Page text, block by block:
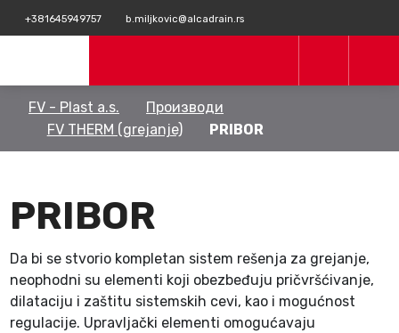
+381645949757 b.miljkovic@alcadrain.rs
FV - Plast a.s.
Производи
FV THERM (grejanje)
PRIBOR
PRIBOR
Da bi se stvorio kompletan sistem rešenja za grejanje,
neophodni su elementi koji obezbeđuju pričvršćivanje,
dilataciju i zaštitu sistemskih cevi, kao i mogućnost
regulacije. Upravljački elementi omogućavaju